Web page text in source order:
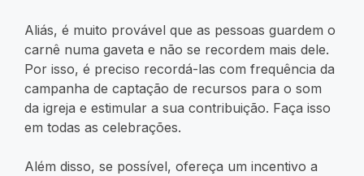
Aliás, é muito provável que as pessoas guardem o
carnê numa gaveta e não se recordem mais dele.
Por isso, é preciso recordá-las com frequência da
campanha de captação de recursos para o som
da igreja e estimular a sua contribuição. Faça isso
em todas as celebrações.
Além disso, se possível, ofereça um incentivo a